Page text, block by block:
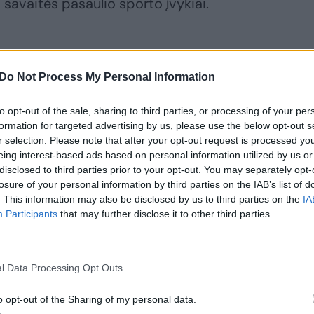
Do Not Process My Personal Information
opt-out of the sale, sharing to third parties, or processing of your
for targeted advertising by us, please use the below opt-out
selection. Please note that after your opt-out request is processed
interest-based ads based on personal information utilized by us
to third parties prior to your opt-out. You may separately
of your personal information by third parties on the IAB’s list of
This information may also be disclosed by us to third parties on the
Participants that may further disclose it to other third parties.
Data Processing Opt Outs
opt-out of the Sharing of my personal data.
pasaulio sporto įvykiai.
ir amerikietė Serena Williams.
rate po dviejų mėnesių
ispanui Pablo Andujarui 4:6,
1 iš 3 mačų. Emilijos-Romanijos
rate S.Williams pralaimėjo čekei
lygoje dėl kelialapių į Čempionų lygą
Londono „Chelsea“ namie nugalėjo